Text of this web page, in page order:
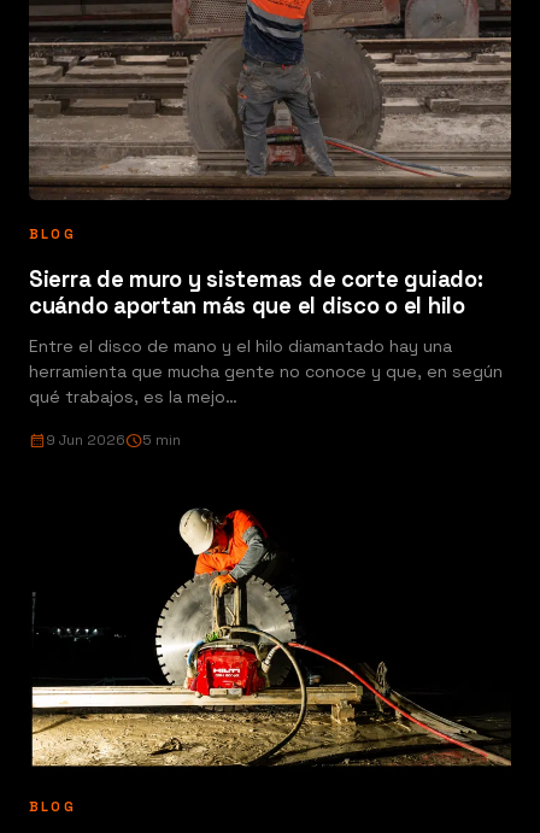
BLOG
Sierra de muro y sistemas de corte guiado:
cuándo aportan más que el disco o el hilo
Entre el disco de mano y el hilo diamantado hay una
herramienta que mucha gente no conoce y que, en según
qué trabajos, es la mejo…
calendar_month9 Jun 2026schedule5 min
BLOG